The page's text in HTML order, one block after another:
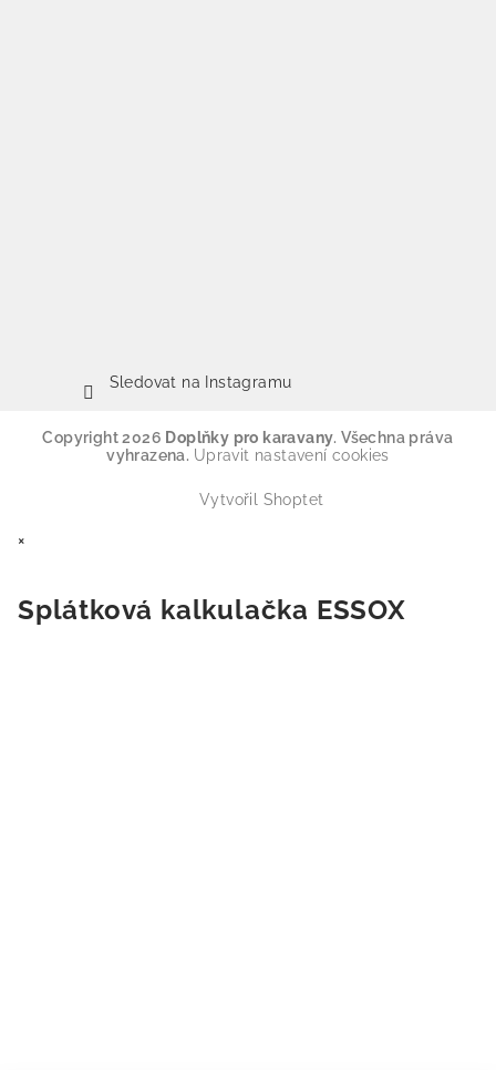
Sledovat na Instagramu
Copyright 2026 Doplňky pro karavany. Všechna práva
vyhrazena. Upravit nastavení cookies
Vytvořil Shoptet
×
Splátková kalkulačka ESSOX